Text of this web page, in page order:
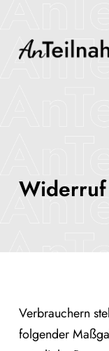
Widerruf
Verbrauchern
folgender